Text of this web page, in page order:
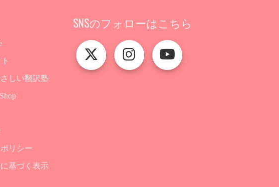
しい翻訳塾
リシー
基づく表示
SNSのフォローはこちら